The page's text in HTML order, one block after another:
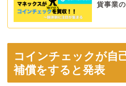
貨事業
コインチェックが自
補償をすると発表